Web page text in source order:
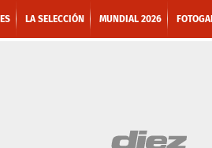
LA SELECCIÓN MUNDIAL 2026